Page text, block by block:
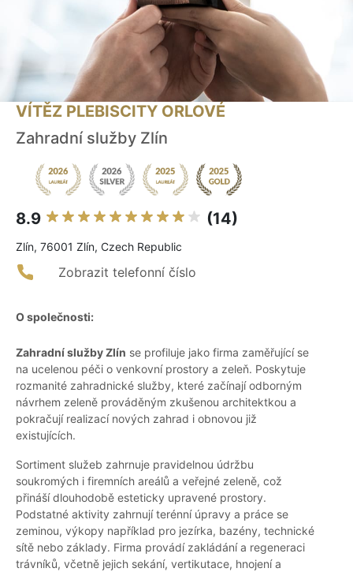
VÍTĚZ PLEBISCITY ORLOVÉ
Zahradní služby Zlín
8.9 (14)
Zlín, 76001 Zlín, Czech Republic
Zobrazit telefonní číslo
O společnosti:
Zahradní služby Zlín se profiluje jako firma zaměřující se
na ucelenou péči o venkovní prostory a zeleň. Poskytuje
rozmanité zahradnické služby, které začínají odborným
návrhem zeleně prováděným zkušenou architektkou a
pokračují realizací nových zahrad i obnovou již
existujících.
Sortiment služeb zahrnuje pravidelnou údržbu
soukromých i firemních areálů a veřejné zeleně, což
přináší dlouhodobě esteticky upravené prostory.
Podstatné aktivity zahrnují terénní úpravy a práce se
zeminou, výkopy například pro jezírka, bazény, technické
sítě nebo základy. Firma provádí zakládání a regeneraci
trávníků, včetně jejich sekání, vertikutace, hnojení a